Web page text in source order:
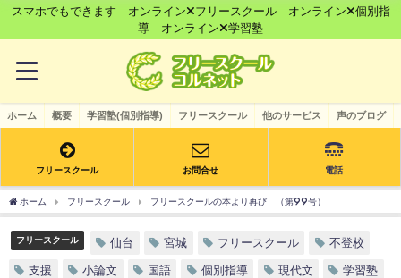
スマホでもできます オンライン×フリースクール オンライン×個別指
導 オンライン×学習塾
ホーム 概要 学習塾(個別指導) フリースクール 他のサービス 声のブログ
フリースクール お問合せ 電話
ホーム フリースクール フリースクールの本より再び （第99号）
フリースクール 仙台 宮城 フリースクール 不登校
支援 小論文 国語 個別指導 現代文 学習塾